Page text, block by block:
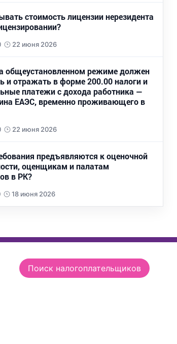
стоимость лицензии нерезидента
22 июня 2026
общеустановленном режиме должен
и отражать в форме 200.00 налоги и
платежи с дохода работника —
ЕАЭС, временно проживающего в
22 июня 2026
предъявляются к оценочной
оценщикам и палатам
в РК?
18 июня 2026
Поиск налогоплательщиков